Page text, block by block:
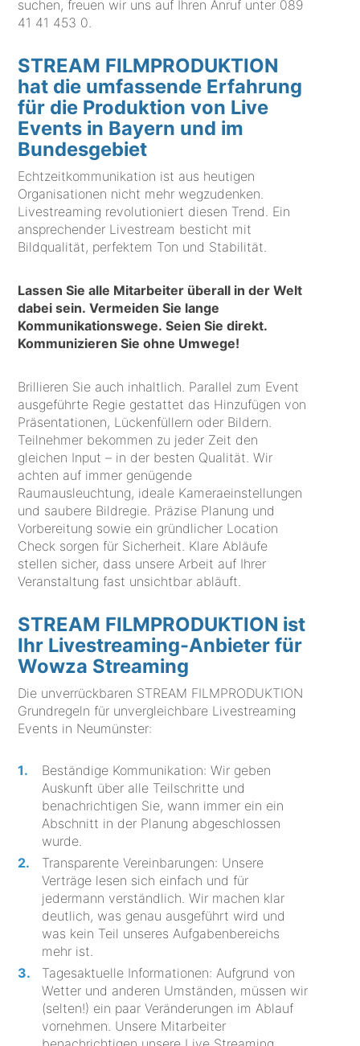
suchen, freuen wir uns auf Ihren Anruf unter 089
41 41 453 0
STREAM FILMPRODUKTION
hat die umfassende Erfahrung
für die Produktion von Live
Events in Bayern und im
Bundesgebiet
Echtzeitkommunikation ist aus heutigen
Organisationen nicht mehr wegzudenken.
Livestreaming revolutioniert diesen Trend. Ein
ansprechender Livestream besticht mit
Bildqualität, perfektem Ton und Stabilität.
Lassen Sie alle Mitarbeiter überall in der Welt
dabei sein. Vermeiden Sie lange
Kommunikationswege. Seien Sie direkt.
Kommunizieren Sie ohne Umwege!
Brillieren Sie auch inhaltlich. Parallel zum Event
ausgeführte Regie gestattet das Hinzufügen von
Präsentationen, Lückenfüllern oder Bildern.
Teilnehmer bekommen zu jeder Zeit den
gleichen Input – in der besten Qualität. Wir
achten auf immer genügende
Raumausleuchtung, ideale Kameraeinstellungen
und saubere Bildregie. Präzise Planung und
Vorbereitung sowie ein gründlicher Location
Check sorgen für Sicherheit. Klare Abläufe
stellen sicher, dass unsere Arbeit auf Ihrer
Veranstaltung fast unsichtbar abläuft.
STREAM FILMPRODUKTION ist
Ihr Livestreaming-Anbieter für
Wowza Streaming
Die unverrückbaren STREAM FILMPRODUKTION
Grundregeln für unvergleichbare Livestreaming
Events in Neumünster:
Beständige Kommunikation: Wir geben
Auskunft über alle Teilschritte und
benachrichtigen Sie, wann immer ein ein
Abschnitt in der Planung abgeschlossen
wurde.
Transparente Vereinbarungen: Unsere
Verträge lesen sich einfach und für
jedermann verständlich. Wir machen klar
deutlich, was genau ausgeführt wird und
was kein Teil unseres Aufgabenbereichs
mehr ist.
Tagesaktuelle Informationen: Aufgrund von
Wetter und anderen Umständen, müssen wir
(selten!) ein paar Veränderungen im Ablauf
vornehmen. Unsere Mitarbeiter